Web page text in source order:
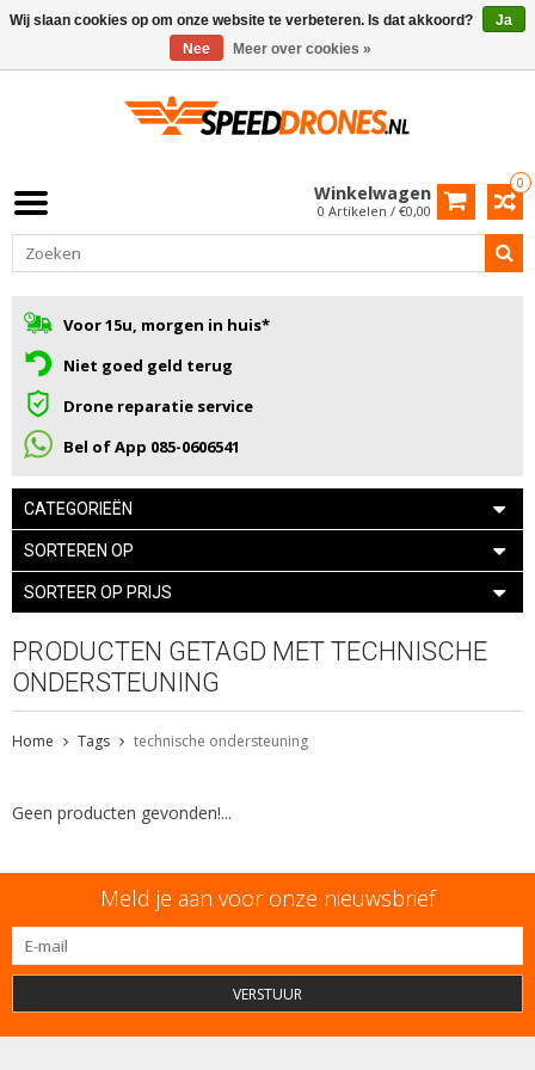
0
Winkelwagen
0 Artikelen / €0,00
Voor 15u, morgen in huis*
Niet goed geld terug
Drone reparatie service
Bel of App 085-0606541
CATEGORIEËN
SORTEREN OP
SORTEER OP PRIJS
PRODUCTEN GETAGD MET TECHNISCHE
ONDERSTEUNING
Home Tags technische ondersteuning
Geen producten gevonden!...
Meld je aan voor onze nieuwsbrief
VERSTUUR
Wij slaan cookies op om onze website te verbeteren. Is dat akkoord?
Ja
Nee
Meer over cookies »